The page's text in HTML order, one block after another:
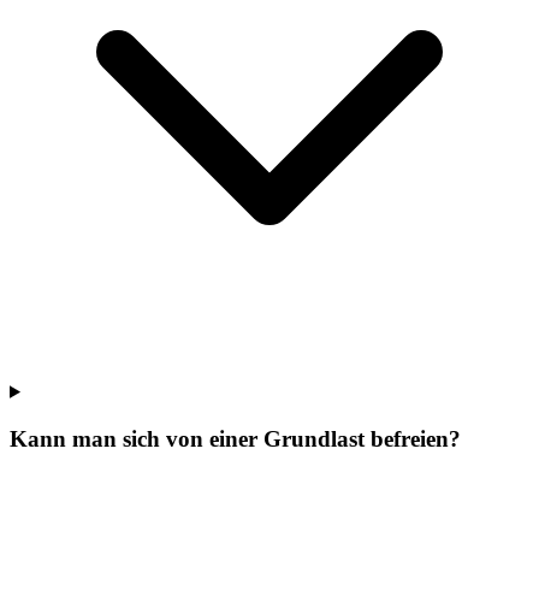
Kann man sich von einer Grundlast befreien?